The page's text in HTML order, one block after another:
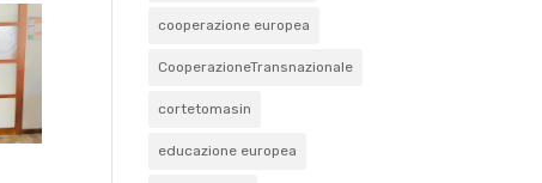
cooperazione europea
CooperazioneTransnazionale
cortetomasin
educazione europea